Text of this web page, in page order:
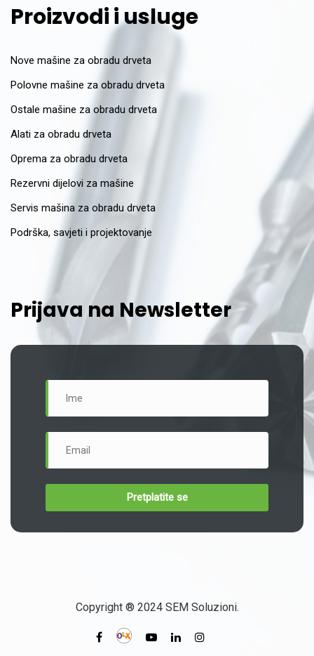
Proizvodi i usluge
Nove mašine za obradu drveta
Polovne mašine za obradu drveta
Ostale mašine za obradu drveta
Alati za obradu drveta
Oprema za obradu drveta
Rezervni dijelovi za mašine
Servis mašina za obradu drveta
Podrška, savjeti i projektovanje
Prijava na Newsletter
Copyright ® 2024 SEM Soluzioni.